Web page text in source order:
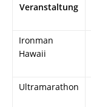
Veranstaltung
Ironman
Hawaii
Ultramarathon